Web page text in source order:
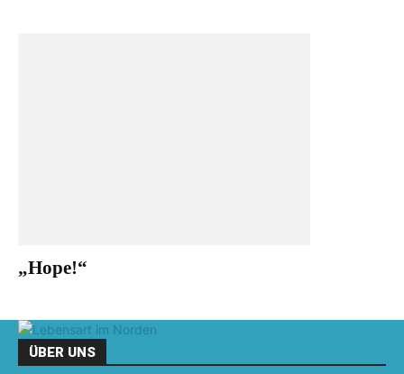
„Hope!“
ÜBER UNS